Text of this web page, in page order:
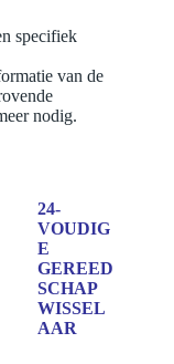
specifiek
van de
nodig.
24-
VOUDIG
E
GEREED
SCHAP
WISSEL
AAR